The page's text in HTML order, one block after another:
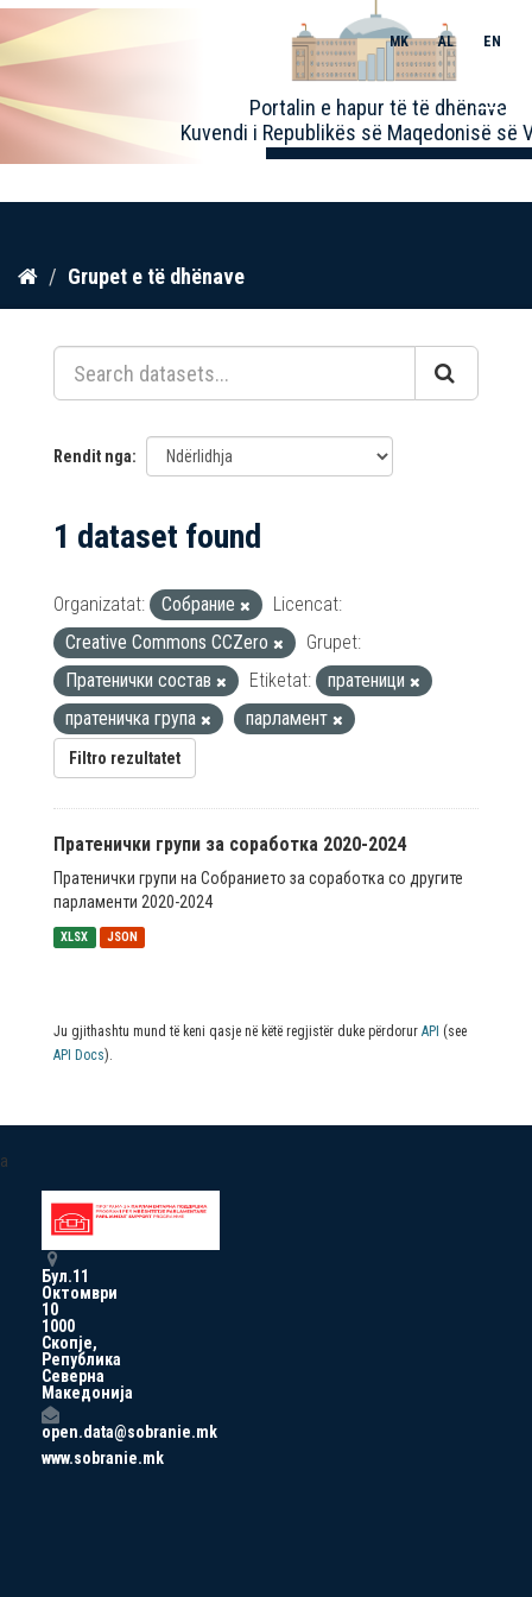
Kalo
përmbajtja
Portalin e hapur të të dhënave
Kuvendi i Republikës së Maqedonisë së
MK AL EN
Toggle
Grupet e të dhënave
Rendit nga
1 dataset found
Organizatat: Собрание
Licencat:
Creative Commons CCZero
Grupet:
Пратенички состав
Etiketat:
пратеници
пратеничка група
парламент
Filtro rezultatet
Пратенички групи за соработка 2020-2024
Пратенички групи на Собранието за соработка со другите
парламенти 2020-2024
XLSX JSON
Ju gjithashtu mund të keni qasje në këtë regjistër duke përdorur API (see
API Docs).
a
Бул.11
Октомври
10
1000
Скопје,
Република
Северна
Македонија
open.data@sobranie.mk
www.sobranie.mk